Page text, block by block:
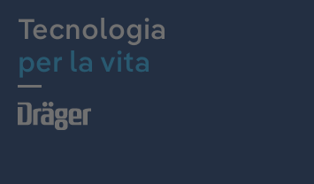
Tecnologia
per la vita